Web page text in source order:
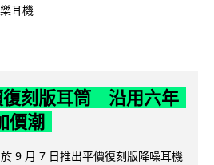
耳機
復刻版耳筒 沿用六年
價潮
9 月 7 日推出平價復刻版降噪耳機